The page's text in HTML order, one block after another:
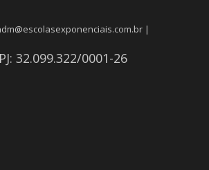
|
32.099.322/0001-26